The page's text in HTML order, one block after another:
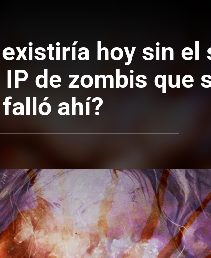
hoy sin el
de zombis que
ahí?